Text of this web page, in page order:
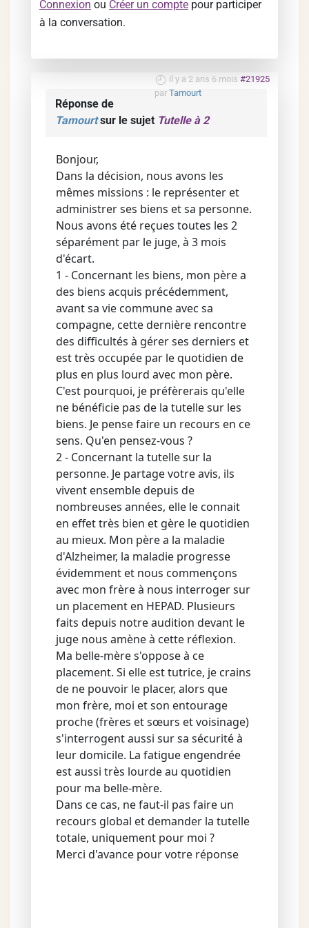
Connexion ou Créer un compte pour participer
à la conversation.
il y a 2 ans 6 mois #21925
par Tamourt
Réponse de
Tamourtsur le sujet Tutelle à 2
Bonjour,
Dans la décision, nous avons les
mêmes missions : le représenter et
administrer ses biens et sa personne.
Nous avons été reçues toutes les 2
séparément par le juge, à 3 mois
d'écart.
1 - Concernant les biens, mon père a
des biens acquis précédemment,
avant sa vie commune avec sa
compagne, cette dernière rencontre
des difficultés à gérer ses derniers et
est très occupée par le quotidien de
plus en plus lourd avec mon père.
C'est pourquoi, je préfèrerais qu'elle
ne bénéficie pas de la tutelle sur les
biens. Je pense faire un recours en ce
sens. Qu'en pensez-vous ?
2 - Concernant la tutelle sur la
personne. Je partage votre avis, ils
vivent ensemble depuis de
nombreuses années, elle le connait
en effet très bien et gère le quotidien
au mieux. Mon père a la maladie
d'Alzheimer, la maladie progresse
évidemment et nous commençons
avec mon frère à nous interroger sur
un placement en HEPAD. Plusieurs
faits depuis notre audition devant le
juge nous amène à cette réflexion.
Ma belle-mère s'oppose à ce
placement. Si elle est tutrice, je crains
de ne pouvoir le placer, alors que
mon frère, moi et son entourage
proche (frères et sœurs et voisinage)
s'interrogent aussi sur sa sécurité à
leur domicile. La fatigue engendrée
est aussi très lourde au quotidien
pour ma belle-mère.
Dans ce cas, ne faut-il pas faire un
recours global et demander la tutelle
totale, uniquement pour moi ?
Merci d'avance pour votre réponse